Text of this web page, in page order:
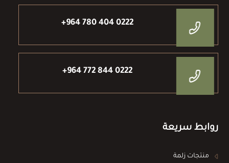
+964 780 404 0222
+964 772 844 0222
روابط سريعة
منتجات زلمة